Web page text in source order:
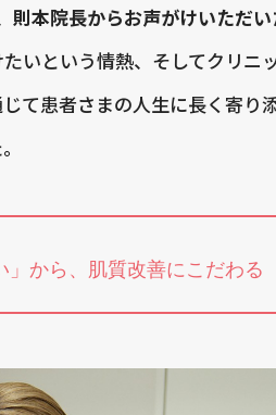
則本院長からお声がけいただ
いという情熱、そしてクリニ
て患者さまの人生に長く寄り
」から、肌質改善にこだわる